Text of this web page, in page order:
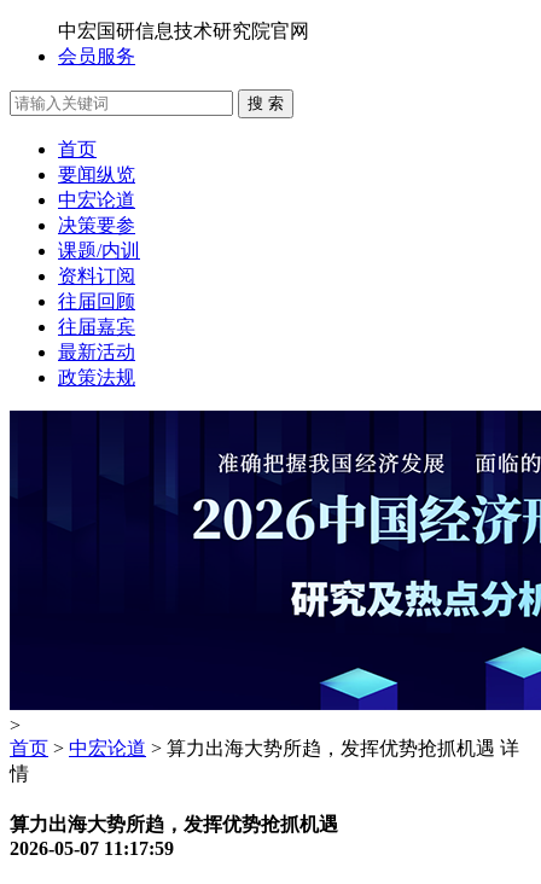
中宏国研信息技术研究院官网
会员服务
搜 索
首页
要闻纵览
中宏论道
决策要参
课题/内训
资料订阅
往届回顾
往届嘉宾
最新活动
政策法规
>
首页 > 中宏论道 > 算力出海大势所趋，发挥优势抢抓机遇 详
情
算力出海大势所趋，发挥优势抢抓机遇
2026-05-07 11:17:59